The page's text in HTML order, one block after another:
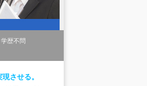
学歴不問
させる。